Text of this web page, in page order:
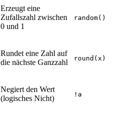
Erzeugt eine
Zufallszahl zwischen
0 und 1
random()
Rundet eine Zahl auf
die nächste Ganzzahl
round(x)
Negiert den Wert
(logisches Nicht)
!a